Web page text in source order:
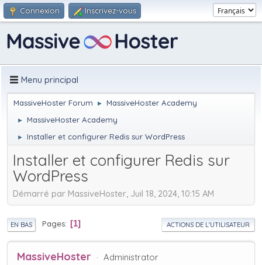
Connexion Inscrivez-vous
Menu principal
MassiveHoster Forum ► MassiveHoster Academy
► MassiveHoster Academy
► Installer et configurer Redis sur WordPress
Installer et configurer Redis sur
WordPress
Démarré par MassiveHoster, Juil 18, 2024, 10:15 AM
EN BAS Pages 1 ACTIONS DE L'UTILISATEUR
MassiveHoster Administrator